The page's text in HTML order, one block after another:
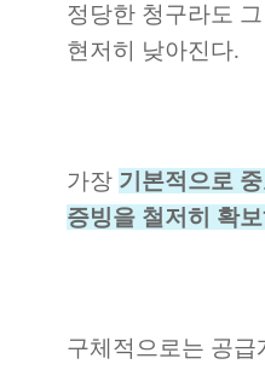
정당한 청구라도
현저히 낮아진다.
가장 기본적으로
증빙을 철저히 확
구체적으로는 공급